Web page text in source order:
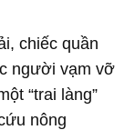
chiếc quần
người vạm vỡ
“trai làng”
nông